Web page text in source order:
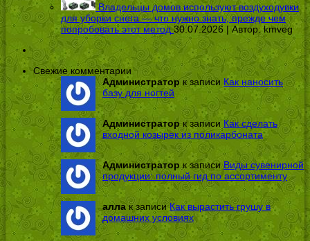
Владельцы домов используют воздуходувки
для уборки снега — что нужно знать, прежде чем
попробовать этот метод 30.07.2026 | Автор:kmveg
Свежие комментарии
Администратор к записи Как наносить
базу для ногтей
Администраторк записи Как сделать
входной козырек из поликарбоната
Администраторк записиВиды сувенирной
продукции: полный гид по ассортименту
аллак записиКак вырастить грушу в
домашних условиях